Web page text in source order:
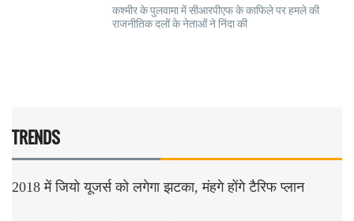
कश्मीर के पुलवामा में सीआरपीएफ के काफिले पर हमले की
राजनीतिक दलों के नेताओं ने निंदा की
TRENDS
2018 में जियो यूजर्स को लगेगा झटका, मंहगे होंगे टैरिफ प्लान